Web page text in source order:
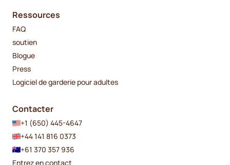
Ressources
FAQ
soutien
Blogue
Press
Logiciel de garderie pour adultes
Contacter
+1 (650) 445-4647
+44 141 816 0373
+61 370 357 936
Entrez en contact